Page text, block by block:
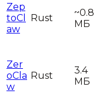
Zep
toCl
aw
Rust
~0.8
МБ
Zer
oCla
w
Rust
3.4
МБ